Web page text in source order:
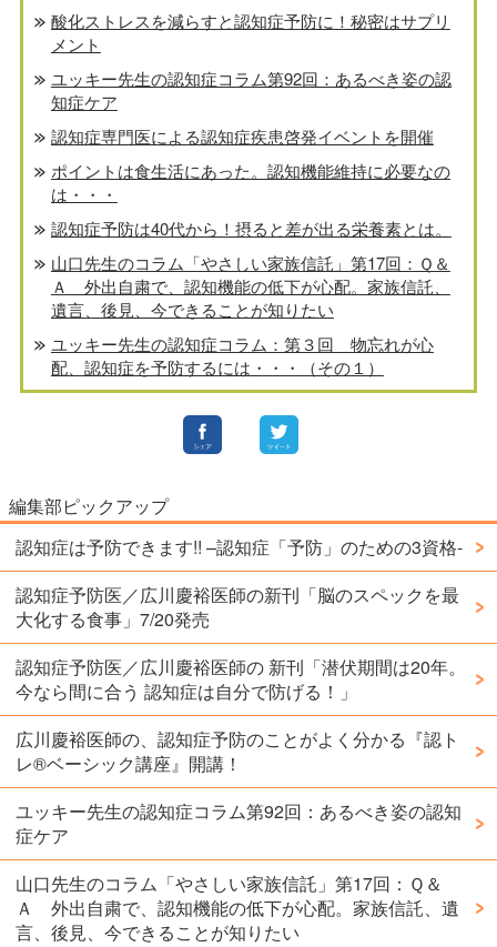
酸化ストレスを減らすと認知症予防に！秘密はサプリ
メント
ユッキー先生の認知症コラム第92回：あるべき姿の認
知症ケア
認知症専門医による認知症疾患啓発イベントを開催
ポイントは食生活にあった。認知機能維持に必要なの
は・・・
認知症予防は40代から！摂ると差が出る栄養素とは。
山口先生のコラム「やさしい家族信託」第17回：Ｑ＆
Ａ 外出自粛で、認知機能の低下が心配。家族信託、
遺言、後見、今できることが知りたい
ユッキー先生の認知症コラム：第３回 物忘れが心
配、認知症を予防するには・・・（その１）
編集部ピックアップ
認知症は予防できます!! –認知症「予防」のための3資格-
認知症予防医／広川慶裕医師の新刊「脳のスペックを最
大化する食事」7/20発売
認知症予防医／広川慶裕医師の 新刊「潜伏期間は20年。
今なら間に合う 認知症は自分で防げる！」
広川慶裕医師の、認知症予防のことがよく分かる『認ト
レ®️ベーシック講座』開講！
ユッキー先生の認知症コラム第92回：あるべき姿の認知
症ケア
山口先生のコラム「やさしい家族信託」第17回：Ｑ＆
Ａ 外出自粛で、認知機能の低下が心配。家族信託、遺
言、後見、今できることが知りたい